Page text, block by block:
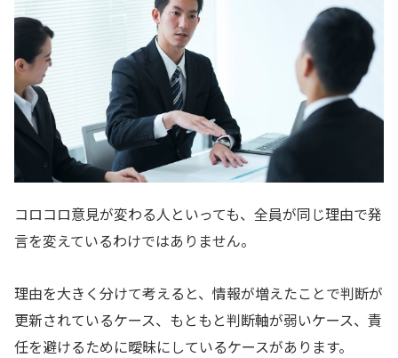
コロコロ意見が変わる人といっても、全員が同じ理由で発
言を変えているわけではありません。
理由を大きく分けて考えると、情報が増えたことで判断が
更新されているケース、もともと判断軸が弱いケース、責
任を避けるために曖昧にしているケースがあります。